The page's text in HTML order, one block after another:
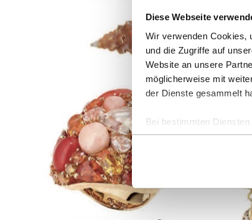
Diese Webseite
Wir verwenden Cookies,
und die Zugriffe auf
Website an unsere
möglicherweise mit
der Dienste gesammelt
Bei bestimmten
ausgeschlossen werden.